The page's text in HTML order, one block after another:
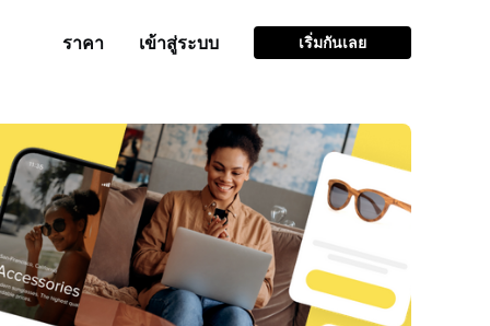
ราคา เข้าสู่ระบบ เริ่มกันเลย